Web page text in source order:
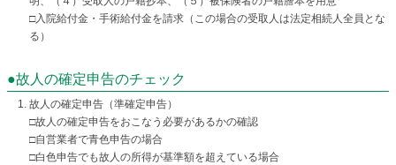
□入院給付金・手術給付金を請求（この場合の受取人は法定相続人全員とな
る）
●故人の確定申告のチェック
故人の確定申告（準確定申告）
□故人の確定申告をおこなう必要があるかの確認
□自営業者で青色申告の場合
□白色申告でも故人の所得が基準額を超えている場合